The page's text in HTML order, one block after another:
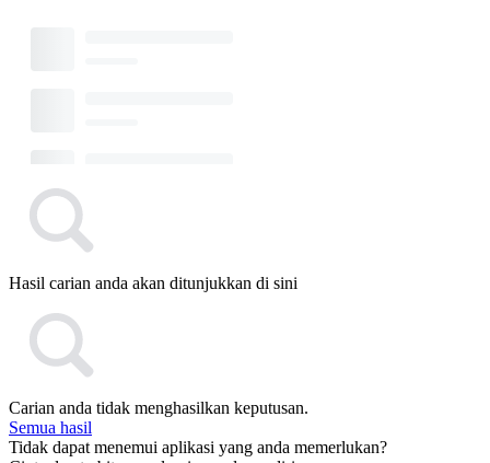
Hasil carian anda akan ditunjukkan di sini
Carian anda tidak menghasilkan keputusan.
Semua hasil
Tidak dapat menemui aplikasi yang anda memerlukan?